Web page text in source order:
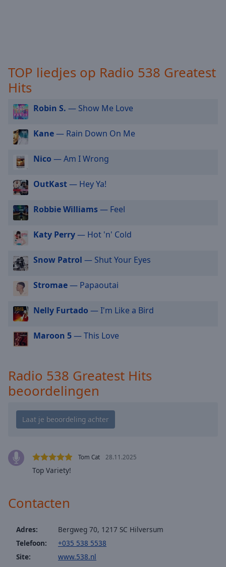
dialog
window.
Escape
cancel
close
window.
Text
Color
Text
Background
Opacity
Caption
Area
Opacity
Font
Text
Family
Reset
TOP liedjes op Radio 538 Greatest
Hits
Robin S. — Show Me Love
Kane— Rain Down On Me
Nico — Am I Wrong
OutKast— Hey Ya!
Robbie Williams— Feel
Katy Perry— Hot 'n' Cold
Snow Patrol — Shut Your Eyes
Stromae— Papaoutai
Nelly Furtado — I'm Like a Bird
Maroon 5— This Love
Radio 538 Greatest Hits
beoordelingen
Tom Cat 28.11.2025
Top Variety!
Contacten
Adres:
Bergweg 70, 1217 SC Hilversum
Telefoon:
+035 538 5538
Site:
www.538.nl